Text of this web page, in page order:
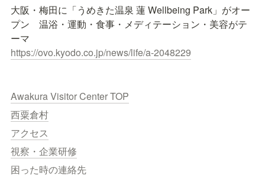
大阪・梅田に「うめきた温泉 蓮 Wellbeing Park」がオー
プン　温浴・運動・食事・メディテーション・美容がテ
https://ovo.kyodo.co.jp/news/life/a-2048229
Awakura Visitor Center TOP
西粟倉村
アクセス
視察・企業研修
困った時の連絡先